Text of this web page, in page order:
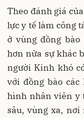
Theo đánh giá
lực y tế làm công
ở vùng đồng
hơn nữa sự khác
người Kinh khó
với đồng bào các
hình nhân viên y
sâu, vùng xa,